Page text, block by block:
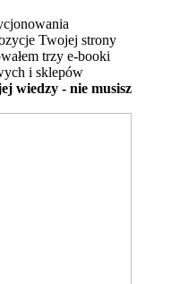
Twojej strony
trzy e-booki
i sklepów
wiedzy - nie musisz